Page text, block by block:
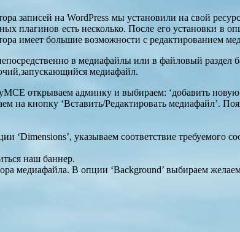
записей на WordPress мы установили на свой
плагинов есть несколько. После его установки в
имеет большие возможности с редактированием
в медиафайлы или в файловый
медиафайл.
открываем админку и выбираем: ‘добавить новую
на кнопку ‘Вставить/Редактировать медиафайл’.
‘Dimensions’, указываем соответствие
наш баннер.
медиафайла. В опции ‘Background’ выбираем